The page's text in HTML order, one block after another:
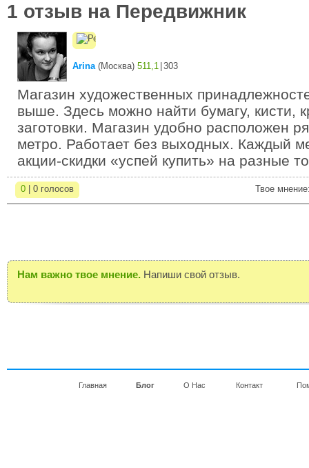
1 отзыв на Передвижник
Arina(Москва) 511,1 303
Магазин художественных
выше. Здесь можно найти бумагу, кисти,
заготовки. Магазин удобно расположен
метро. Работает без выходных. Каждый
акции-скидки «успей купить» на разные
0 | 0 голосов Твое
Нам важно твое мнение. Напиши свой отзыв.
Главная Блог О Нас Контакт